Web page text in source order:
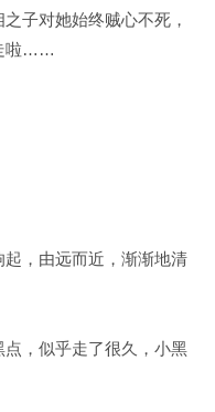
子对她始终贼心不死，
啦……
，由远而近，渐渐地清
，似乎走了很久，小黑